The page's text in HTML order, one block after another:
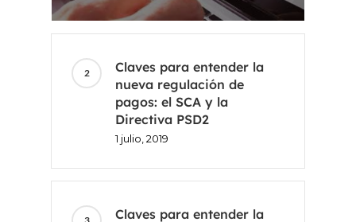
Claves para entender la
nueva regulación de
pagos: el SCA y la
Directiva PSD2
1 julio, 2019
Claves para entender la